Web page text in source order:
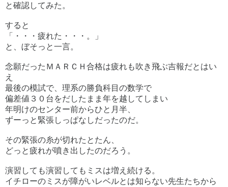
と確認してみた。
すると
「・・・疲れた・・・。」
と、ぼそっと一言。
念願だったＭＡＲＣＨ合格は疲れも吹き飛ぶ吉報だとはい
え
最後の模試で、理系の勝負科目の数学で
偏差値３０台をだしたまま年を越してしまい
年明けのセンター前からひと月半、
ずーっと緊張しっぱなしだったのだ。
その緊張の糸が切れたとたん、
どっと疲れが噴き出したのだろう。
演習しても演習してもミスは増え続ける。
イチローのミスが障がいレベルとは知らない先生たちから